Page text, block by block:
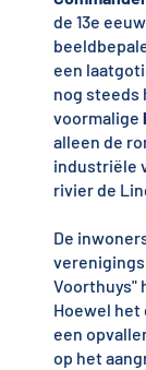
de 13e
een
nog steeds
voormalige
alleen de
industriële
rivier de
De
Voorthuys"
Hoewel
een
op het